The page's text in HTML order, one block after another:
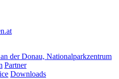
der Donau, Nationalparkzentrum
Partner
Downloads